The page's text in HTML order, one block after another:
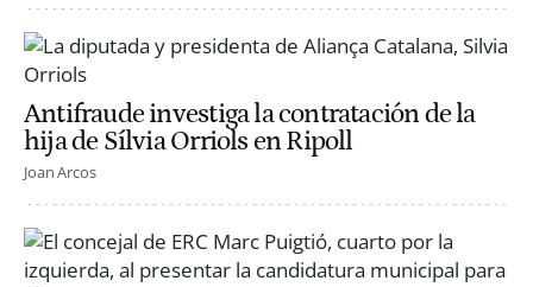
Antifraude investiga la contratación de la
hija de Sílvia Orriols en Ripoll
Joan Arcos